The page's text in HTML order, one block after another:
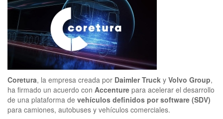
Coretura, la empresa creada por Daimler Truck y Volvo Group,
ha firmado un acuerdo con Accenture para acelerar el desarrollo
de una plataforma de vehículos definidos por software (SDV)
para camiones, autobuses y vehículos comerciales.